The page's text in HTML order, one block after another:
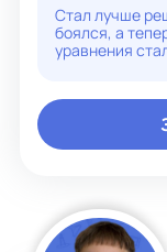
Стал лучше
боялся, а
уравнения